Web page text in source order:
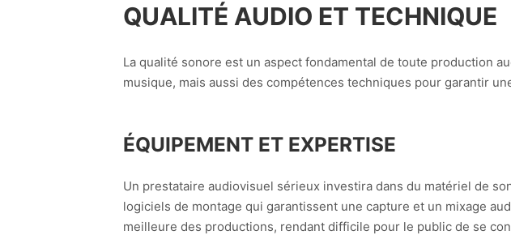
QUALITÉ AUDIO ET TECHNIQUE
La qualité sonore est un aspect fondamental de toute production
musique, mais aussi des compétences techniques pour garantir
ÉQUIPEMENT ET EXPERTISE
Un prestataire audiovisuel sérieux investira dans du matériel de
logiciels de montage qui garantissent une capture et un mixage
meilleure des productions, rendant difficile pour le public de se